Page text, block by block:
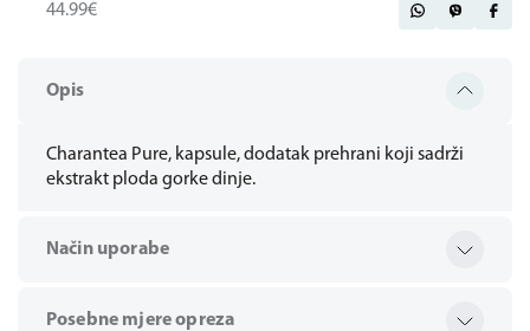
Opis
Charantea Pure, kapsule, dodatak prehrani koji sadrži
ekstrakt ploda gorke dinje.
Način uporabe
Posebne mjere opreza
44.99€